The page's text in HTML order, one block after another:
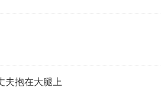
夫抱在大腿上